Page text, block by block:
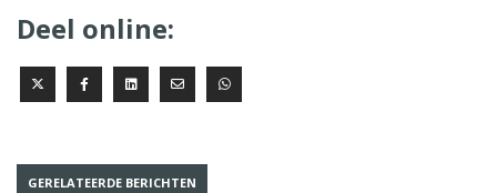
Deel online:
GERELATEERDE BERICHTEN